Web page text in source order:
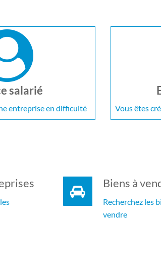
salarié
entreprise en difficulté Vous êtes
Biens à
Recherchez les
vendre